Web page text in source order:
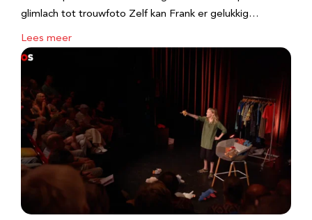
glimlach tot trouwfoto Zelf kan Frank er gelukkig…
Lees meer